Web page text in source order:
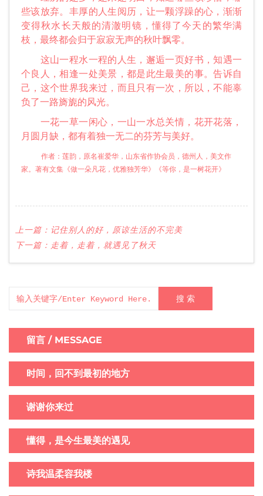
些该放弃。丰厚的人生阅历，让一颗浮躁的心，渐渐
变得秋水长天般的清澈明镜，懂得了今天的繁华满
枝，最终都会归于寂寂无声的秋叶飘零。
这山一程水一程的人生，邂逅一页好书，知遇一
个良人，相逢一处美景，都是此生最美的事。告诉自
己，这个世界我来过，而且只有一次，所以，不能辜
负了一路旖旎的风光。
一花一草一闲心，一山一水总关情，花开花落，
月圆月缺，都有着独一无二的芬芳与美好。
作者：莲韵，原名崔爱华，山东省作协会员，德州人，美文作
家。著有文集《做一朵凡花，优雅独芳华》《等你，是一树花开》
上一篇： 记住别人的好，原谅生活的不完美
下一篇： 走着，走着，就遇见了秋天
搜 索
留言 / MESSAGE
时间，回不到最初的地方
谢谢你来过
懂得，是今生最美的遇见
诗我温柔容我楼